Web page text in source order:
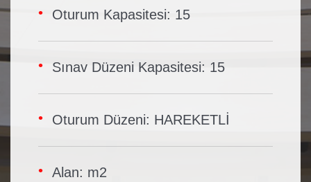
Oturum Kapasitesi: 15
Sınav Düzeni Kapasitesi: 15
Oturum Düzeni: HAREKETLİ
Alan: m2